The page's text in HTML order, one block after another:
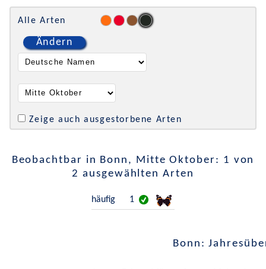
Alle Arten
Ändern
Zeige auch ausgestorbene Arten
Beobachtbar in Bonn, Mitte Oktober: 1 von
2 ausgewählten Arten
häufig 1
Bonn: